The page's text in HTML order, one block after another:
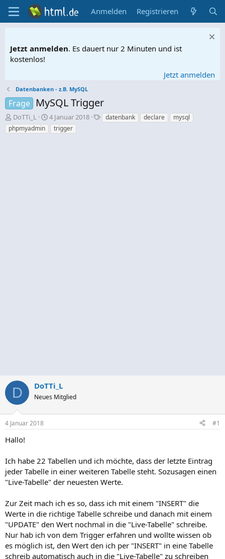
Anmelden Registrieren
Jetzt anmelden. Es dauert nur 2 Minuten und ist
kostenlos!
Jetzt anmelden
Datenbanken - z.B. MySQL
Frage MySQL Trigger
E
r
s
DoTTi_L
E
r
s
4 Januar 2018
S
c
datenbank declare
mysql
phpmyadmin
trigger
D DoTTi_L
Neues Mitglied
4 Januar 2018 #1
Hallo!
Ich habe 22 Tabellen und ich möchte, dass der letzte Eintrag
jeder Tabelle in einer weiteren Tabelle steht. Sozusagen einen
"Live-Tabelle" der neuesten Werte.
Zur Zeit mach ich es so, dass ich mit einem "INSERT" die
Werte in die richtige Tabelle schreibe und danach mit einem
"UPDATE" den Wert nochmal in die "Live-Tabelle" schreibe.
Nur hab ich von dem Trigger erfahren und wollte wissen ob
es möglich ist, den Wert den ich per "INSERT" in eine Tabelle
schreib automatisch auch in die "Live-Tabelle" zu schreiben